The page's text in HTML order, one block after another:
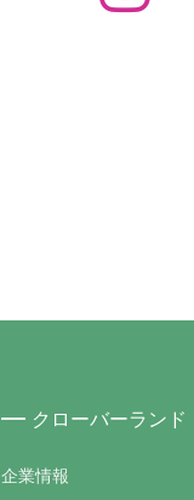
クローバーランド
企業情報